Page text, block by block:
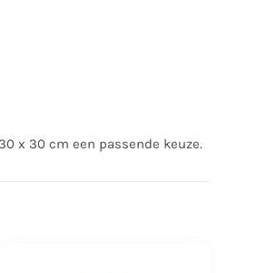
x 30 cm een passende keuze.